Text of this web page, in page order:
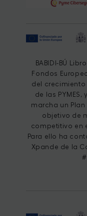
BABIDI-BÚ
Fondos
del
de las
marcha un
objetivo de
competitivo en
Para ello ha
Xpande de la